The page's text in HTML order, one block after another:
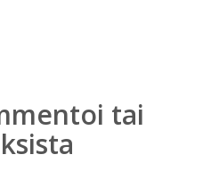
tai